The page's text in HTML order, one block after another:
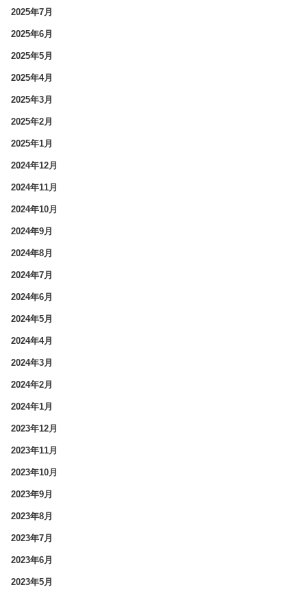
2025年7月
2025年6月
2025年5月
2025年4月
2025年3月
2025年2月
2025年1月
2024年12月
2024年11月
2024年10月
2024年9月
2024年8月
2024年7月
2024年6月
2024年5月
2024年4月
2024年3月
2024年2月
2024年1月
2023年12月
2023年11月
2023年10月
2023年9月
2023年8月
2023年7月
2023年6月
2023年5月